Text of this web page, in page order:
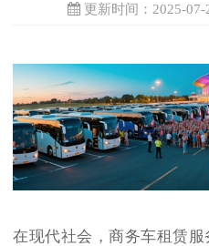
更新时间：2025-
在现代社会，商务车租赁